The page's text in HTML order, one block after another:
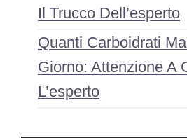
Il Trucco Dell’esperto
Quanti Carboidrati
Giorno: Attenzione A
L’esperto